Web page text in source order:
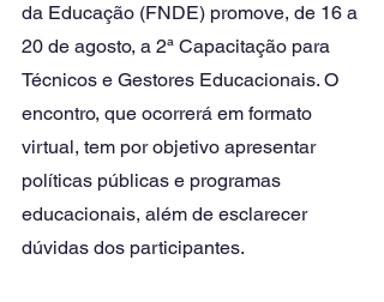
da Educação (FNDE) promove, de 16 a
20 de agosto, a 2ª Capacitação para
Técnicos e Gestores Educacionais. O
encontro, que ocorrerá em formato
virtual, tem por objetivo apresentar
políticas públicas e programas
educacionais, além de esclarecer
dúvidas dos participantes.